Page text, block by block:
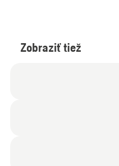
Zobraziť tiež